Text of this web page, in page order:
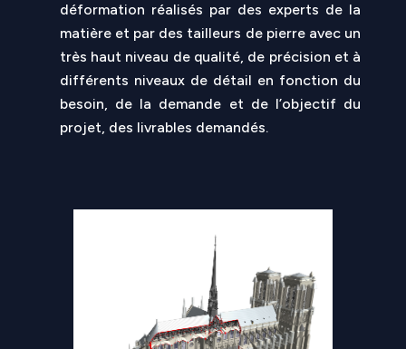
déformation réalisés par des experts de la
matière et par des tailleurs de pierre avec un
très haut niveau de qualité, de précision et à
différents niveaux de détail en fonction du
besoin, de la demande et de l’objectif du
projet, des livrables demandés.